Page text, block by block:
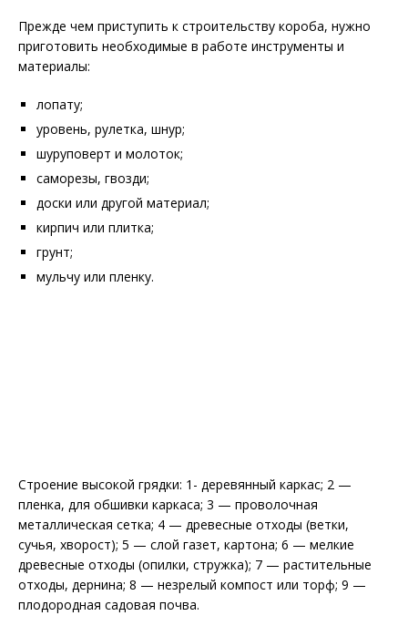
Прежде чем приступить к строительству короба, нужно
приготовить необходимые в работе инструменты и
материалы:
лопату;
уровень, рулетка, шнур;
шуруповерт и молоток;
саморезы, гвозди;
доски или другой материал;
кирпич или плитка;
грунт;
мульчу или пленку.
Строение высокой грядки: 1- деревянный каркас; 2 —
пленка, для обшивки каркаса; 3 — проволочная
металлическая сетка; 4 — древесные отходы (ветки,
сучья, хворост); 5 — слой газет, картона; 6 — мелкие
древесные отходы (опилки, стружка); 7 — растительные
отходы, дернина; 8 — незрелый компост или торф; 9 —
плодородная садовая почва.